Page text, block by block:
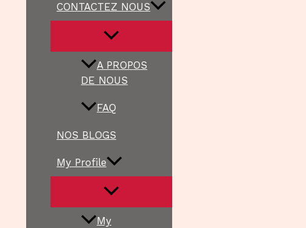
CONTACTEZ NOUS
A PROPOS
DE NOUS
FAQ
NOS BLOGS
My Profile
My